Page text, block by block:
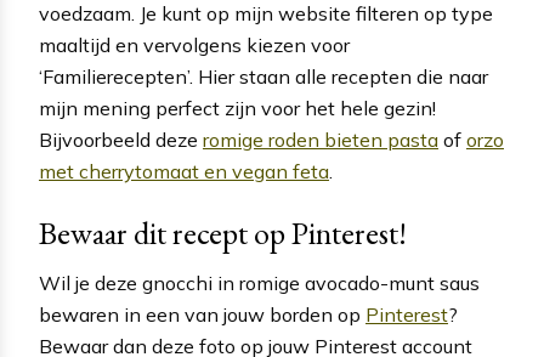
voedzaam. Je kunt op mijn website filteren op type
maaltijd en vervolgens kiezen voor
‘Familierecepten’. Hier staan alle recepten die naar
mijn mening perfect zijn voor het hele gezin!
Bijvoorbeeld deze romige roden bieten pasta of orzo
met cherrytomaat en vegan feta.
Bewaar dit recept op Pinterest!
Wil je deze gnocchi in romige avocado-munt saus
bewaren in een van jouw borden op Pinterest?
Bewaar dan deze foto op jouw Pinterest account